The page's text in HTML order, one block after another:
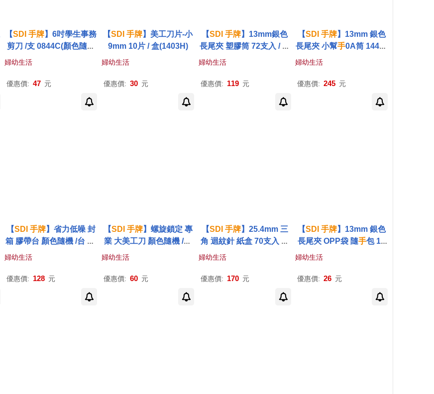
【SDI 手牌】6吋學生事務
剪刀 /支 0844C(顏色隨機
婦幼生活
優惠價: 47 元
【SDI 手牌】美工刀片-小
9mm 10片 / 盒(1403H)
婦幼生活
優惠價: 30 元
【SDI 手牌】13mm銀色
長尾夾 塑膠筒 72支入 / 筒
婦幼生活
優惠價: 119 元
【SDI 手牌】13mm 銀色
長尾夾 小幫手0A筒 144支
入 / 筒 0238T-1
婦幼生活
優惠價: 245 元
【SDI 手牌】省力低噪 封
箱 膠帶台 顏色隨機 /台 05
22P (適用內徑3吋寬幅50
婦幼生活
優惠價: 128 元
【SDI 手牌】螺旋鎖定 專
業 大美工刀 顏色隨機 /支
0421C(內附折片器)
婦幼生活
優惠價: 60 元
【SDI 手牌】25.4mm 三
角 迴紋針 紙盒 70支入 盒
10盒 /組 0731B
婦幼生活
優惠價: 170 元
【SDI 手牌】13mm 銀色
長尾夾 OPP袋 隨手包 15
支入 / 袋 0238D
婦幼生活
優惠價: 26 元